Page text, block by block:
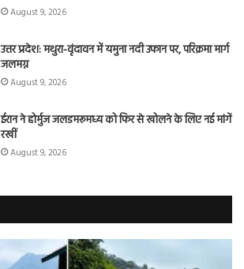
August 9, 2026
उत्तर प्रदेश: मथुरा-वृंदावन में यमुना नदी उफान पर, परिक्रमा मार्ग
जलमग्न
August 9, 2026
ईरान ने होर्मुज जलडमरूमध्य को फिर से खोलने के लिए नई मांगें
रखीं
August 9, 2026